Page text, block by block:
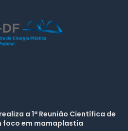
a 1ª Reunião Científica de
foco em mamaplastia